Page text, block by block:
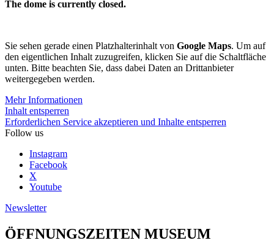
The dome is currently closed.
Sie sehen gerade einen Platzhalterinhalt von Google Maps. Um auf
den eigentlichen Inhalt zuzugreifen, klicken Sie auf die Schaltfläche
unten. Bitte beachten Sie, dass dabei Daten an Drittanbieter
weitergegeben werden.
Mehr Informationen
Inhalt entsperren
Erforderlichen Service akzeptieren und Inhalte entsperren
Follow us
Instagram
Facebook
X
Youtube
Newsletter
ÖFFNUNGSZEITEN MUSEUM